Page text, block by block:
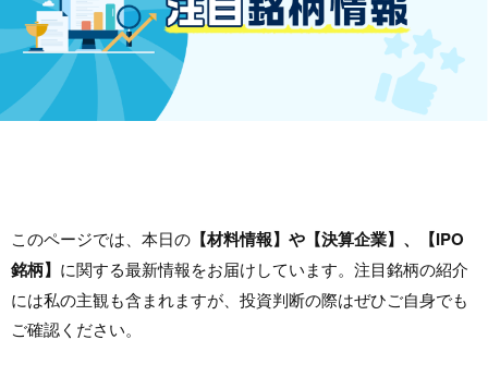
このページでは、本日の 【材料情報】や【決算企業】、【IPO
銘柄】 に関する最新情報をお届けしています。注目銘柄の紹介
には私の主観も含まれますが、投資判断の際はぜひご自身でも
ご確認ください。